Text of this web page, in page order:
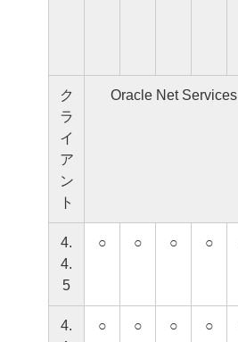
ク
ラ
イ
ア
ン
ト
Oracle Net Services
4.
4.
5
○ ○ ○ ○
4.
○ ○ ○ ○